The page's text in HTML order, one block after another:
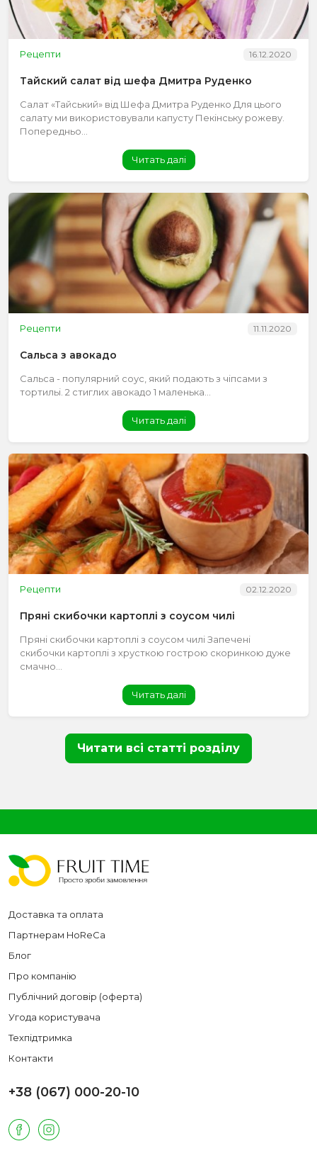
Рецепти 16.12.2020
Тайский салат від шефа Дмитра Руденко
Салат «Тайський» від Шефа Дмитра Руденко Для цього
салату ми використовували капусту Пекінську рожеву.
Попередньо...
Читать далі
Рецепти 11.11.2020
Сальса з авокадо
Сальса - популярний соус, який подають з чіпсами з
тортильі. 2 стиглих авокадо 1 маленька...
Читать далі
Рецепти 02.12.2020
Пряні скибочки картоплі з соусом чилі
Пряні скибочки картоплі з соусом чилі Запечені
скибочки картоплі з хрусткою гострою скоринкою дуже
смачно...
Читать далі
Читати всі статті розділу
Доставка та оплата
Партнерам HoReCa
Блог
Про компанію
Публічний договір (оферта)
Угода користувача
Техпідтримка
Контакти
+38 (067) 000-20-10